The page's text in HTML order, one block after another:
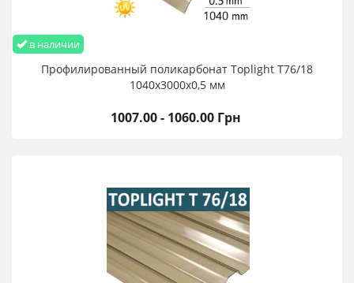
в наличии
Профилированный поликарбонат Toplight T76/18
1040х3000х0,5 мм
1007.00 - 1060.00 Грн